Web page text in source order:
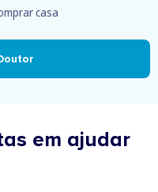
casa
em ajudar